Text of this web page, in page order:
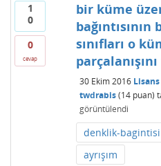
1
0
0
cevap
bir küme
sınıfları o
30 Ekim 2016
twdrabis (14puan)
görüntülendi
denklik-bagintisi
ayrışım